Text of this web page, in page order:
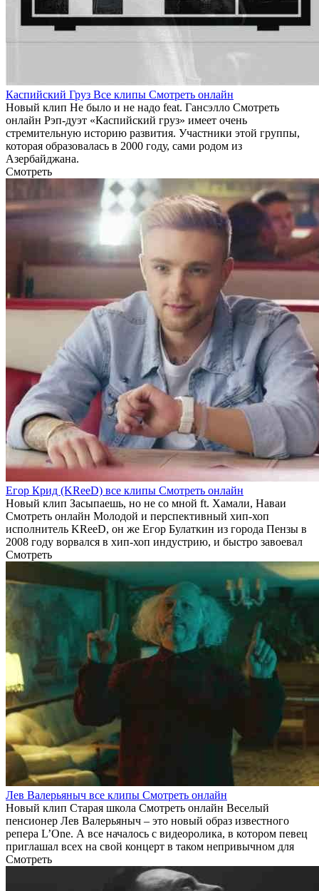
Каспийский Груз Все клипы Смотреть онлайн
Новый клип Не было и не надо feat. Гансэлло Смотреть
онлайн Рэп-дуэт «Каспийский груз» имеет очень
стремительную историю развития. Участники этой группы,
которая образовалась в 2000 году, сами родом из
Азербайджана.
Смотреть
Егор Крид (KReeD) все клипы Смотреть онлайн
Новый клип Засыпаешь, но не со мной ft. Хамали, Наваи
Смотреть онлайн Молодой и перспективный хип-хоп
исполнитель KReeD, он же Егор Булаткин из города Пензы в
2008 году ворвался в хип-хоп индустрию, и быстро завоевал
Смотреть
Лев Валерьяныч все клипы Смотреть онлайн
Новый клип Старая школа Смотреть онлайн Веселый
пенсионер Лев Валерьяныч – это новый образ известного
репера L’One. А все началось с видеоролика, в котором певец
приглашал всех на свой концерт в таком непривычном для
Смотреть